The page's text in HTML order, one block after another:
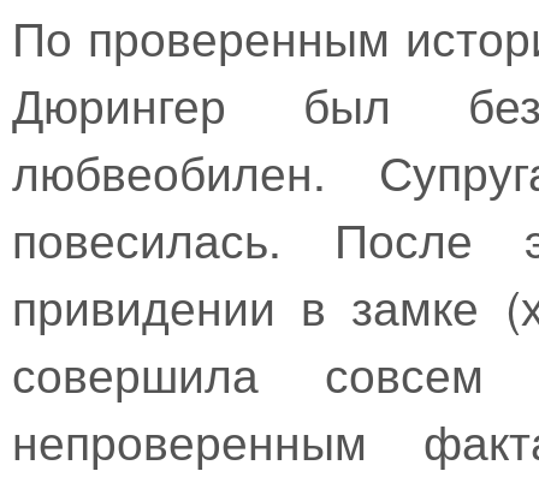
По проверенным
Дюрингер был
любвеобилен.
повесилась.
привидении в замке
совершила
непроверенным